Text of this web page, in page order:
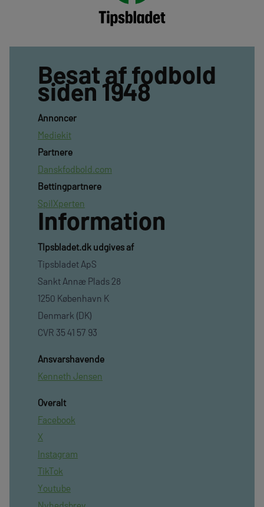
Besat af fodbold
siden 1948
Annoncer
Mediekit
Partnere
Danskfodbold.com
Bettingpartnere
SpilXperten
Information
TIpsbladet.dk udgives af
Tipsbladet ApS
Sankt Annæ Plads 28
1250 København K
Denmark (DK)
CVR 35 41 57 93
Ansvarshavende
Kenneth Jensen
Overalt
Facebook
X
Instagram
TikTok
Youtube